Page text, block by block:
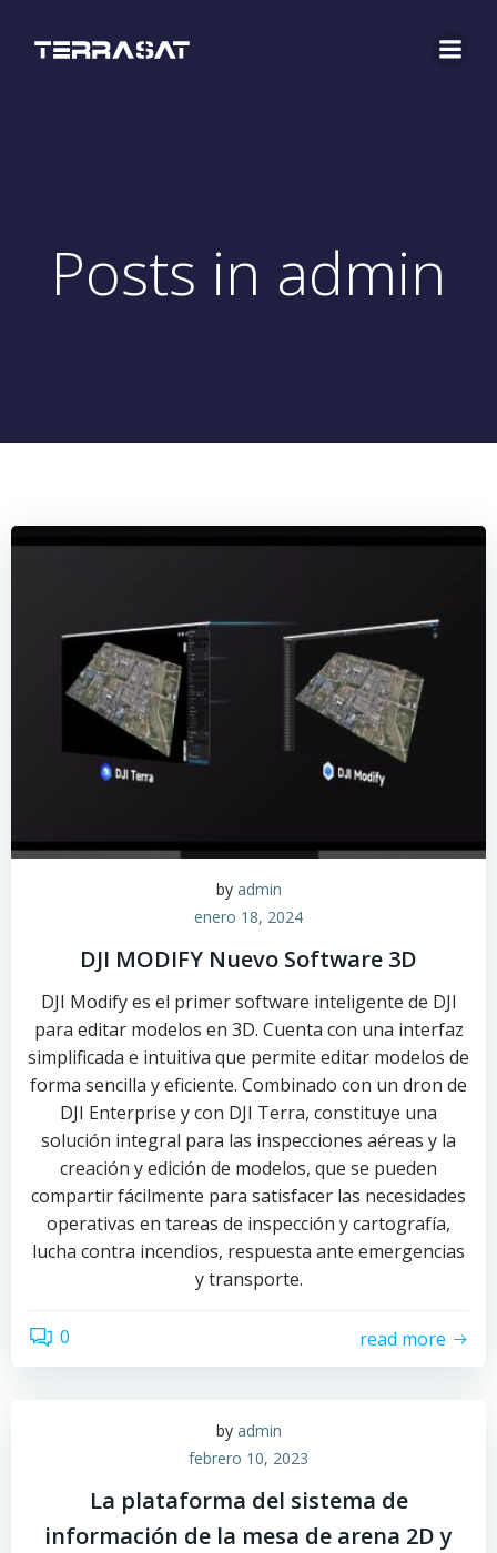
Posts in admin
by admin
enero 18, 2024
DJI MODIFY Nuevo Software 3D
DJI Modify es el primer software inteligente de DJI
para editar modelos en 3D. Cuenta con una interfaz
simplificada e intuitiva que permite editar modelos de
forma sencilla y eficiente. Combinado con un dron de
DJI Enterprise y con DJI Terra, constituye una
solución integral para las inspecciones aéreas y la
creación y edición de modelos, que se pueden
compartir fácilmente para satisfacer las necesidades
operativas en tareas de inspección y cartografía,
lucha contra incendios, respuesta ante emergencias
y transporte.
0 read more
by admin
febrero 10, 2023
La plataforma del sistema de
información de la mesa de arena 2D y